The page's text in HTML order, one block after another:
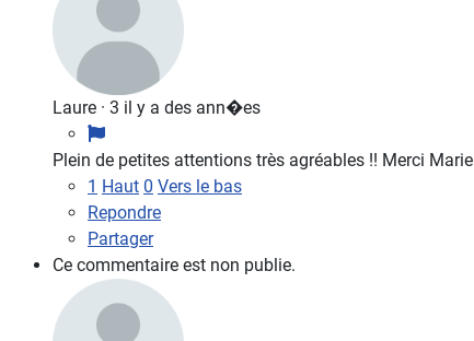
Laure · 3 il y a des ann�es
Plein de petites attentions très agréables !! Merci Marie
1 Haut 0 Vers le bas
Repondre
Partager
Ce commentaire est non publie.